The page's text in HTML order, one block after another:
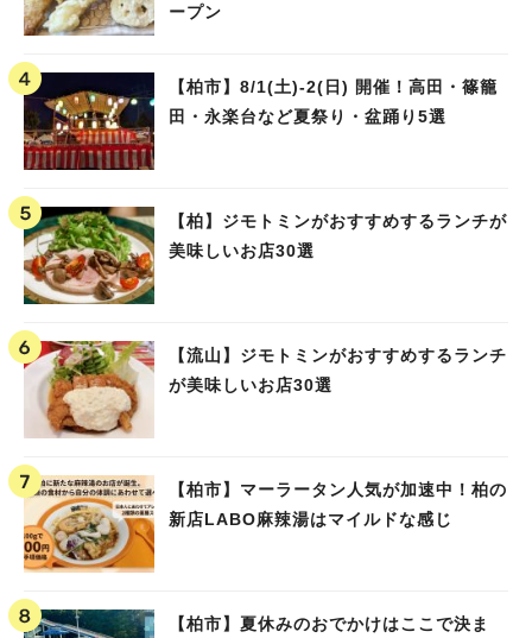
ープン
【柏市】8/1(土)‐2(日) 開催！高田・篠籠
田・永楽台など夏祭り・盆踊り5選
【柏】ジモトミンがおすすめするランチが
美味しいお店30選
【流山】ジモトミンがおすすめするランチ
が美味しいお店30選
【柏市】マーラータン人気が加速中！柏の
新店LABO麻辣湯はマイルドな感じ
【柏市】夏休みのおでかけはここで決ま